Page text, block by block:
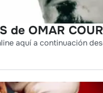
de OMAR
aquí a continuación